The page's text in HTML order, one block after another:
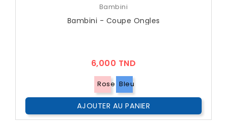
Bambini
Bambini - Coupe Ongles
6,000 TND
Rose Bleu
AJOUTER AU PANIER